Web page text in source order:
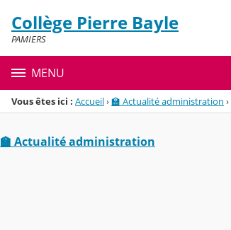
Menu de la rubrique
Contenu
Collège Pierre Bayle
PAMIERS
MENU
Vous êtes ici : Accueil›🏫 Actualité administration ›
🏫 Actualité administration